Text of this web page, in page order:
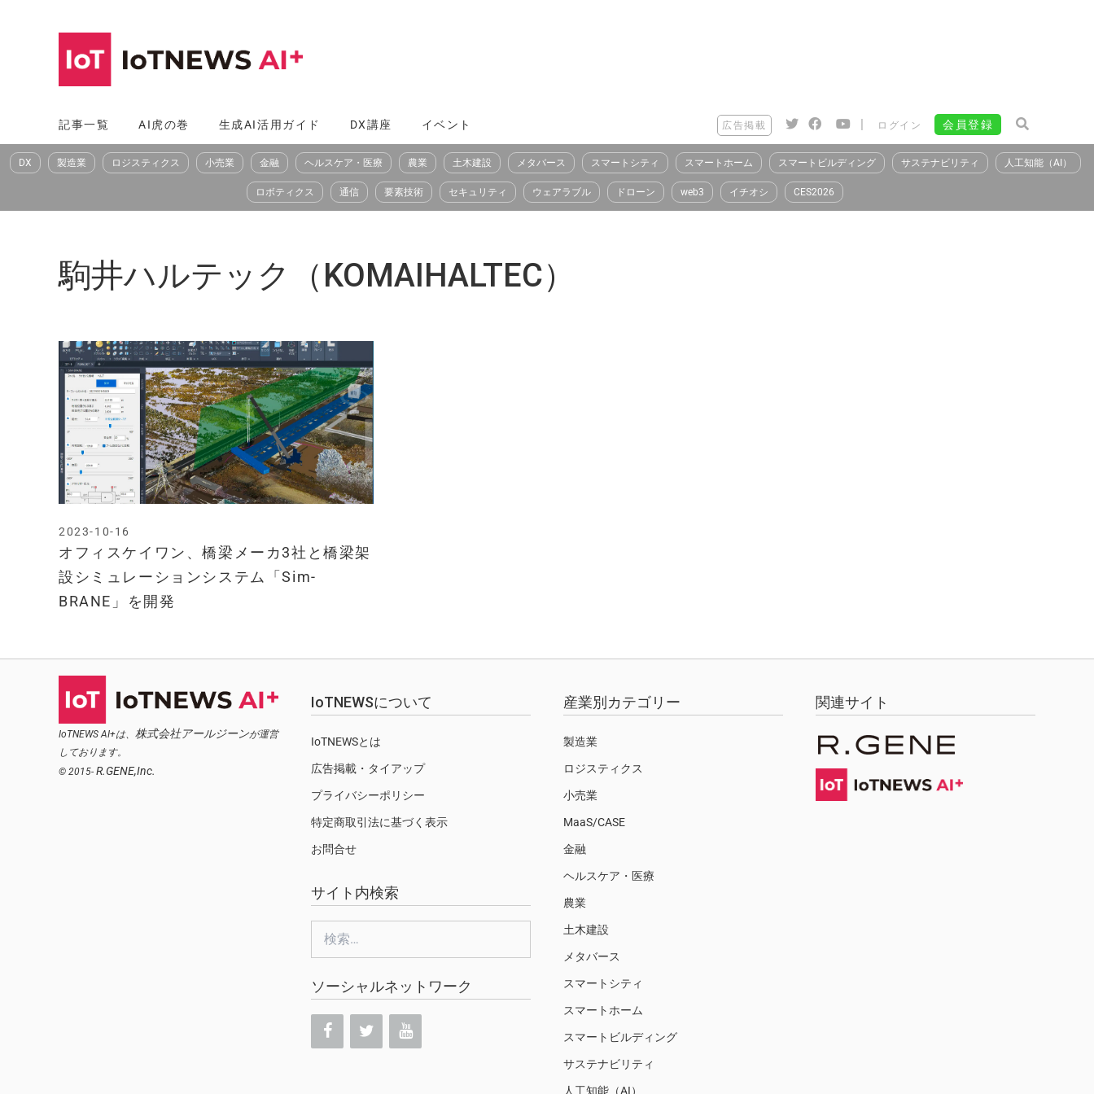
へ
ス
記事一覧 AI虎の巻 生成AI活用ガイド DX講座 イベント 広告掲載 | ログイン 会員登録
DX 製造業 ロジスティクス 小売業 金融 ヘルスケア・医療 農業 土木建設 メタバース スマートシティ スマートホーム スマートビルディング サステナビリティ 人工知能（AI）
ロボティクス 通信 要素技術 セキュリティ ウェアラブル ドローン web3 イチオシ CES2026
駒井ハルテック（KOMAIHALTEC）
オフィスケイワン、橋梁メーカ3社と橋梁架
設シミュレーションシステム「Sim-
BRANE」を開発
2023-10-16
IoTNEWS AI+は、 株式会社アールジーンが運営
しております。
© 2015- R.GENE,Inc.
IoTNEWSについて
IoTNEWSとは
広告掲載・タイアップ
プライバシーポリシー
特定商取引法に基づく表示
お問合せ
サイト内検索
ソーシャルネットワーク
産業別カテゴリー
製造業
ロジスティクス
小売業
MaaS/CASE
金融
ヘルスケア・医療
農業
土木建設
メタバース
スマートシティ
スマートホーム
スマートビルディング
サステナビリティ
人工知能（AI）
関連サイト